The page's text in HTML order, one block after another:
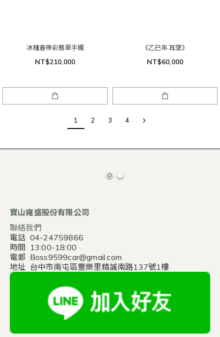
冰種春帶彩翡翠手鐲
NT$210,000
《乙巳年·耳墜》
NT$60,000
1 2 3 4
寶山雍盛股份有限公司
聯絡我們
電話 04-24759866
時間 13:00-18:00
電郵 Boss9599car@gmail.com
地址 台中市南屯區豐樂里精誠南路137號1樓